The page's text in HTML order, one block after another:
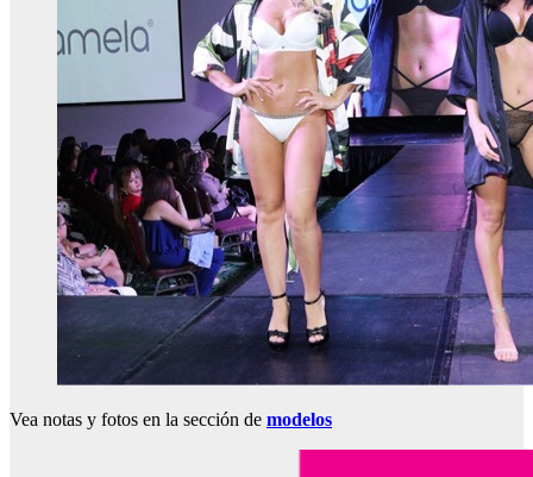
Vea notas y fotos en la sección de modelos